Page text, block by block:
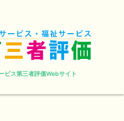
ビス第三者評価Webサイト